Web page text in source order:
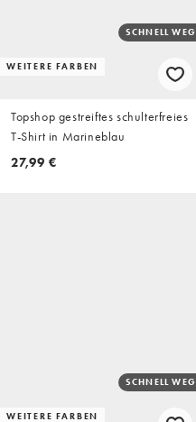
WEITERE FARBEN
SCHNELL WEG
Topshop gestreiftes schulterfreies
T-Shirt in Marineblau
27,99 €
WEITERE FARBEN
SCHNELL WEG